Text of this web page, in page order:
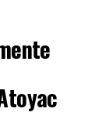
fueron
y
las